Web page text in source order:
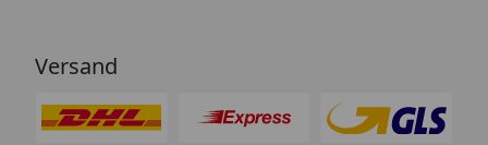
Versand